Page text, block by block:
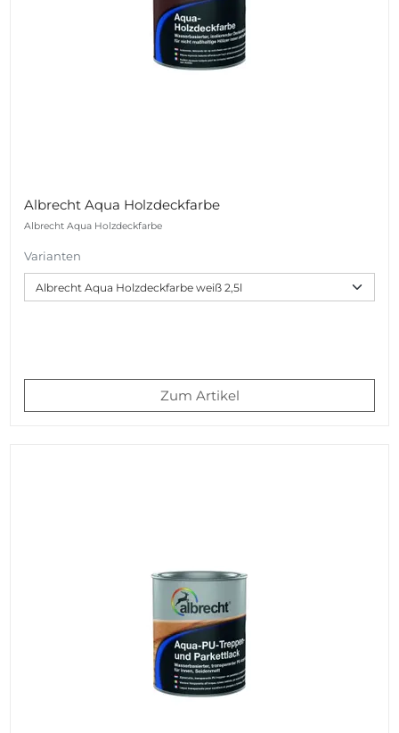
Albrecht Aqua Holzdeckfarbe
Albrecht Aqua Holzdeckfarbe
Varianten
Zum Artikel